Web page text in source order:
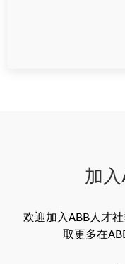
加
欢迎加入ABB人才
取更多在